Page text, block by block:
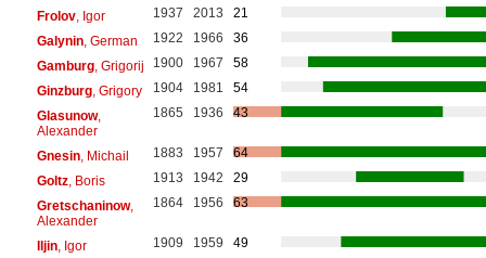
Frolov, Igor 1937 2013
21
Galynin, German 1922 1966
36
Gamburg, Grigorij 1900 1967
58
Ginzburg, Grigory 1904 1981
54
Glasunow,
Alexander
1865 1936 43
Gnesin, Michail 1883 1957
64
Goltz, Boris 1913 1942
29
Gretschaninow,
Alexander
1864 1956 63
Iljin, Igor 1909 1959
49